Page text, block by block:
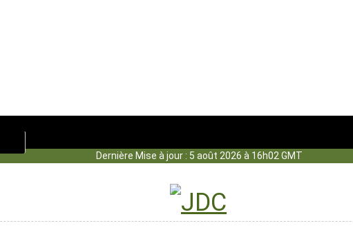
Dernière Mise à jour : 5 août 2026 à 16h02 GMT